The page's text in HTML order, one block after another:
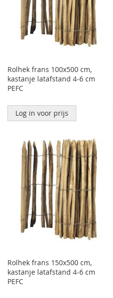
Rolhek frans 100x500 cm,
kastanje latafstand 4-6 cm
PEFC
Log in voor prijs
Rolhek frans 150x500 cm,
kastanje latafstand 4-6 cm
PEFC